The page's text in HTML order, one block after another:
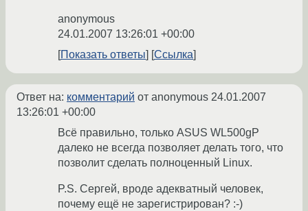
anonymous
24.01.2007 13:26:01 +00:00
Показать ответы
Ссылка
Ответ на: комментарий от anonymous 24.01.2007
13:26:01 +00:00
Всё правильно, только ASUS WL500gP
далеко не всегда позволяет делать того, что
позволит сделать полноценный Linux.
P.S. Сергей, вроде адекватный человек,
почему ещё не зарегистрирован? :-)